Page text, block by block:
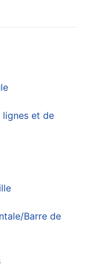
et de
Barre de